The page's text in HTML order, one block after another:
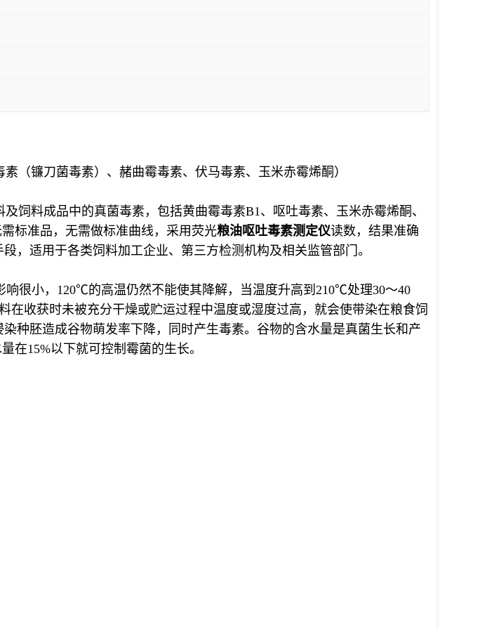
（镰刀菌毒素）、赭曲霉毒素、伏马毒素、玉米赤霉烯酮）
饲料成品中的真菌毒素，包括黄曲霉毒素B1、呕吐毒素、玉米赤霉烯酮、
标准品，无需做标准曲线，采用荧光粮油呕吐毒素测定仪读数，结果准确
，适用于各类饲料加工企业、第三方检测机构及相关监管部门。
很小，120℃的高温仍然不能使其降解，当温度升高到210℃处理30～40
收获时未被充分干燥或贮运过程中温度或湿度过高，就会使带染在粮食饲
种胚造成谷物萌发率下降，同时产生毒素。谷物的含水量是真菌生长和产
在15%以下就可控制霉菌的生长。